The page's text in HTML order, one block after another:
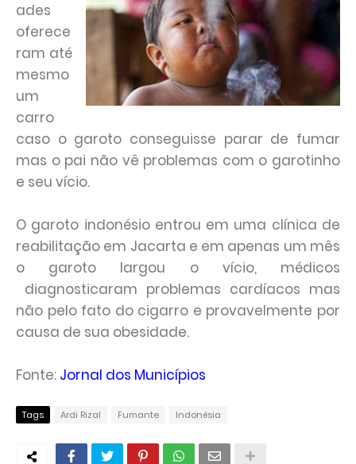
ades
oferece
ram até
mesmo
um
carro
caso o garoto conseguisse parar de fumar
mas o pai não vê problemas com o garotinho
e seu vício.
O garoto indonésio entrou em uma clínica de
reabilitação em Jacarta e em apenas um mês
o garoto largou o vício, médicos
diagnosticaram problemas cardíacos mas
não pelo fato do cigarro e provavelmente por
causa de sua obesidade.
Fonte: Jornal dos Municípios
Tags Ardi Rizal Fumante Indonésia